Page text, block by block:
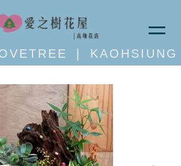
❘ KAOHSIUNG